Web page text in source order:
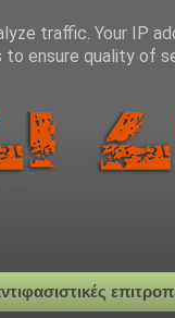
traffic. Your IP
ensure quality of